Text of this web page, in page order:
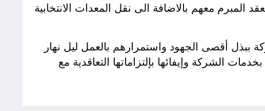
المبرم معهم بالاضافة الى نقل المعدات الانتخابية
ببذل أقصى الجهود واستمرارهم بالعمل ليل نهار
الشركة وإيفائها بإلتزاماتها التعاقدية مع